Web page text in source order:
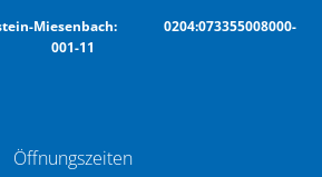
Miesenbach: 0204:073355008000-
001-11
Öffnungszeiten